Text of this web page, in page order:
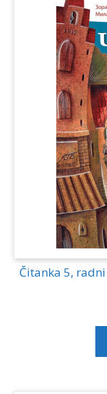
Čitanka 5,